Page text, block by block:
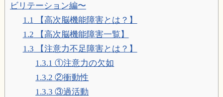
ビリテーション編〜
1.1 【高次脳機能障害とは？】
1.2 【高次脳機能障害一覧】
1.3 【注意力不足障害とは？】
1.3.1 ①注意力の欠如
1.3.2 ②衝動性
1.3.3 ③過活動